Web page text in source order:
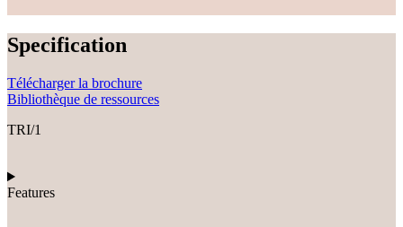
Specification
Télécharger la brochure
Bibliothèque de ressources
TRI/1
Features